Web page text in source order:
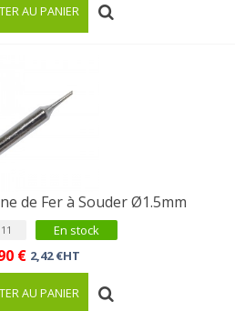
AU PANIER
de Fer à Souder Ø1.5mm
En stock
€ 2,42 €HT
AU PANIER